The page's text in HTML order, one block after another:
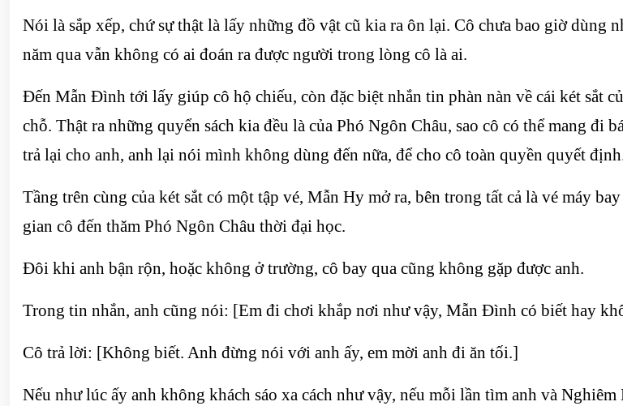
Nói là sắp xếp, chứ sự thật là lấy những đồ vật cũ kia ra ôn lại. Cô chưa bao giờ
năm qua vẫn không có ai đoán ra được người trong lòng cô là ai.
Đến Mẫn Đình tới lấy giúp cô hộ chiếu, còn đặc biệt nhắn tin phàn nàn về cái két sắt
chỗ. Thật ra những quyển sách kia đều là của Phó Ngôn Châu, sao cô có thể mang
trả lại cho anh, anh lại nói mình không dùng đến nữa, để cho cô toàn quyền quyết
Tầng trên cùng của két sắt có một tập vé, Mẫn Hy mở ra, bên trong tất cả là vé máy
gian cô đến thăm Phó Ngôn Châu thời đại học.
Đôi khi anh bận rộn, hoặc không ở trường, cô bay qua cũng không gặp được anh.
Trong tin nhắn, anh cũng nói: [Em đi chơi khắp nơi như vậy, Mẫn Đình có biết hay
Cô trả lời: [Không biết. Anh đừng nói với anh ấy, em mời anh đi ăn tối.]
Nếu như lúc ấy anh không khách sáo xa cách như vậy, nếu mỗi lần tìm anh và